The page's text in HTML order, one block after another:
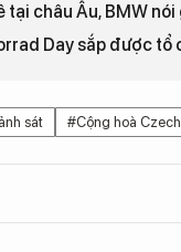
tại châu Âu, BMW nói
Day sắp được tổ
sát #Cộng hoà Czech